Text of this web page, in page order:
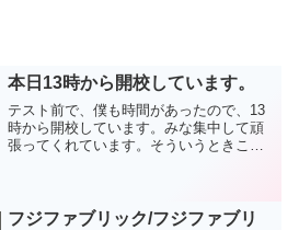
本日13時から開校しています。
テスト前で、僕も時間があったので、13
時から開校しています。みな集中して頑
張ってくれています。そういうときこそ
フジファブリック/フジファブリ